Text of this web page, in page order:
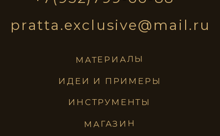
материалы
идеи и примеры